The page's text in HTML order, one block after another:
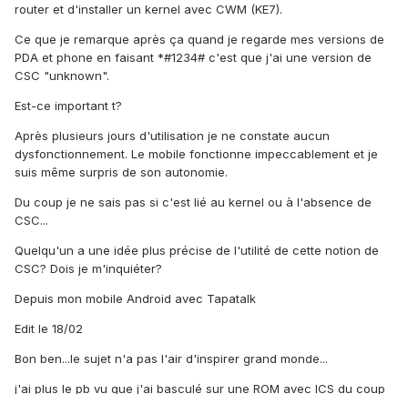
router et d'installer un kernel avec CWM (KE7).
Ce que je remarque après ça quand je regarde mes versions de
PDA et phone en faisant *#1234# c'est que j'ai une version de
CSC "unknown".
Est-ce important t?
Après plusieurs jours d'utilisation je ne constate aucun
dysfonctionnement. Le mobile fonctionne impeccablement et je
suis même surpris de son autonomie.
Du coup je ne sais pas si c'est lié au kernel ou à l'absence de
CSC...
Quelqu'un a une idée plus précise de l'utilité de cette notion de
CSC? Dois je m'inquiéter?
Depuis mon mobile Android avec Tapatalk
Edit le 18/02
Bon ben...le sujet n'a pas l'air d'inspirer grand monde...
j'ai plus le pb vu que j'ai basculé sur une ROM avec ICS du coup